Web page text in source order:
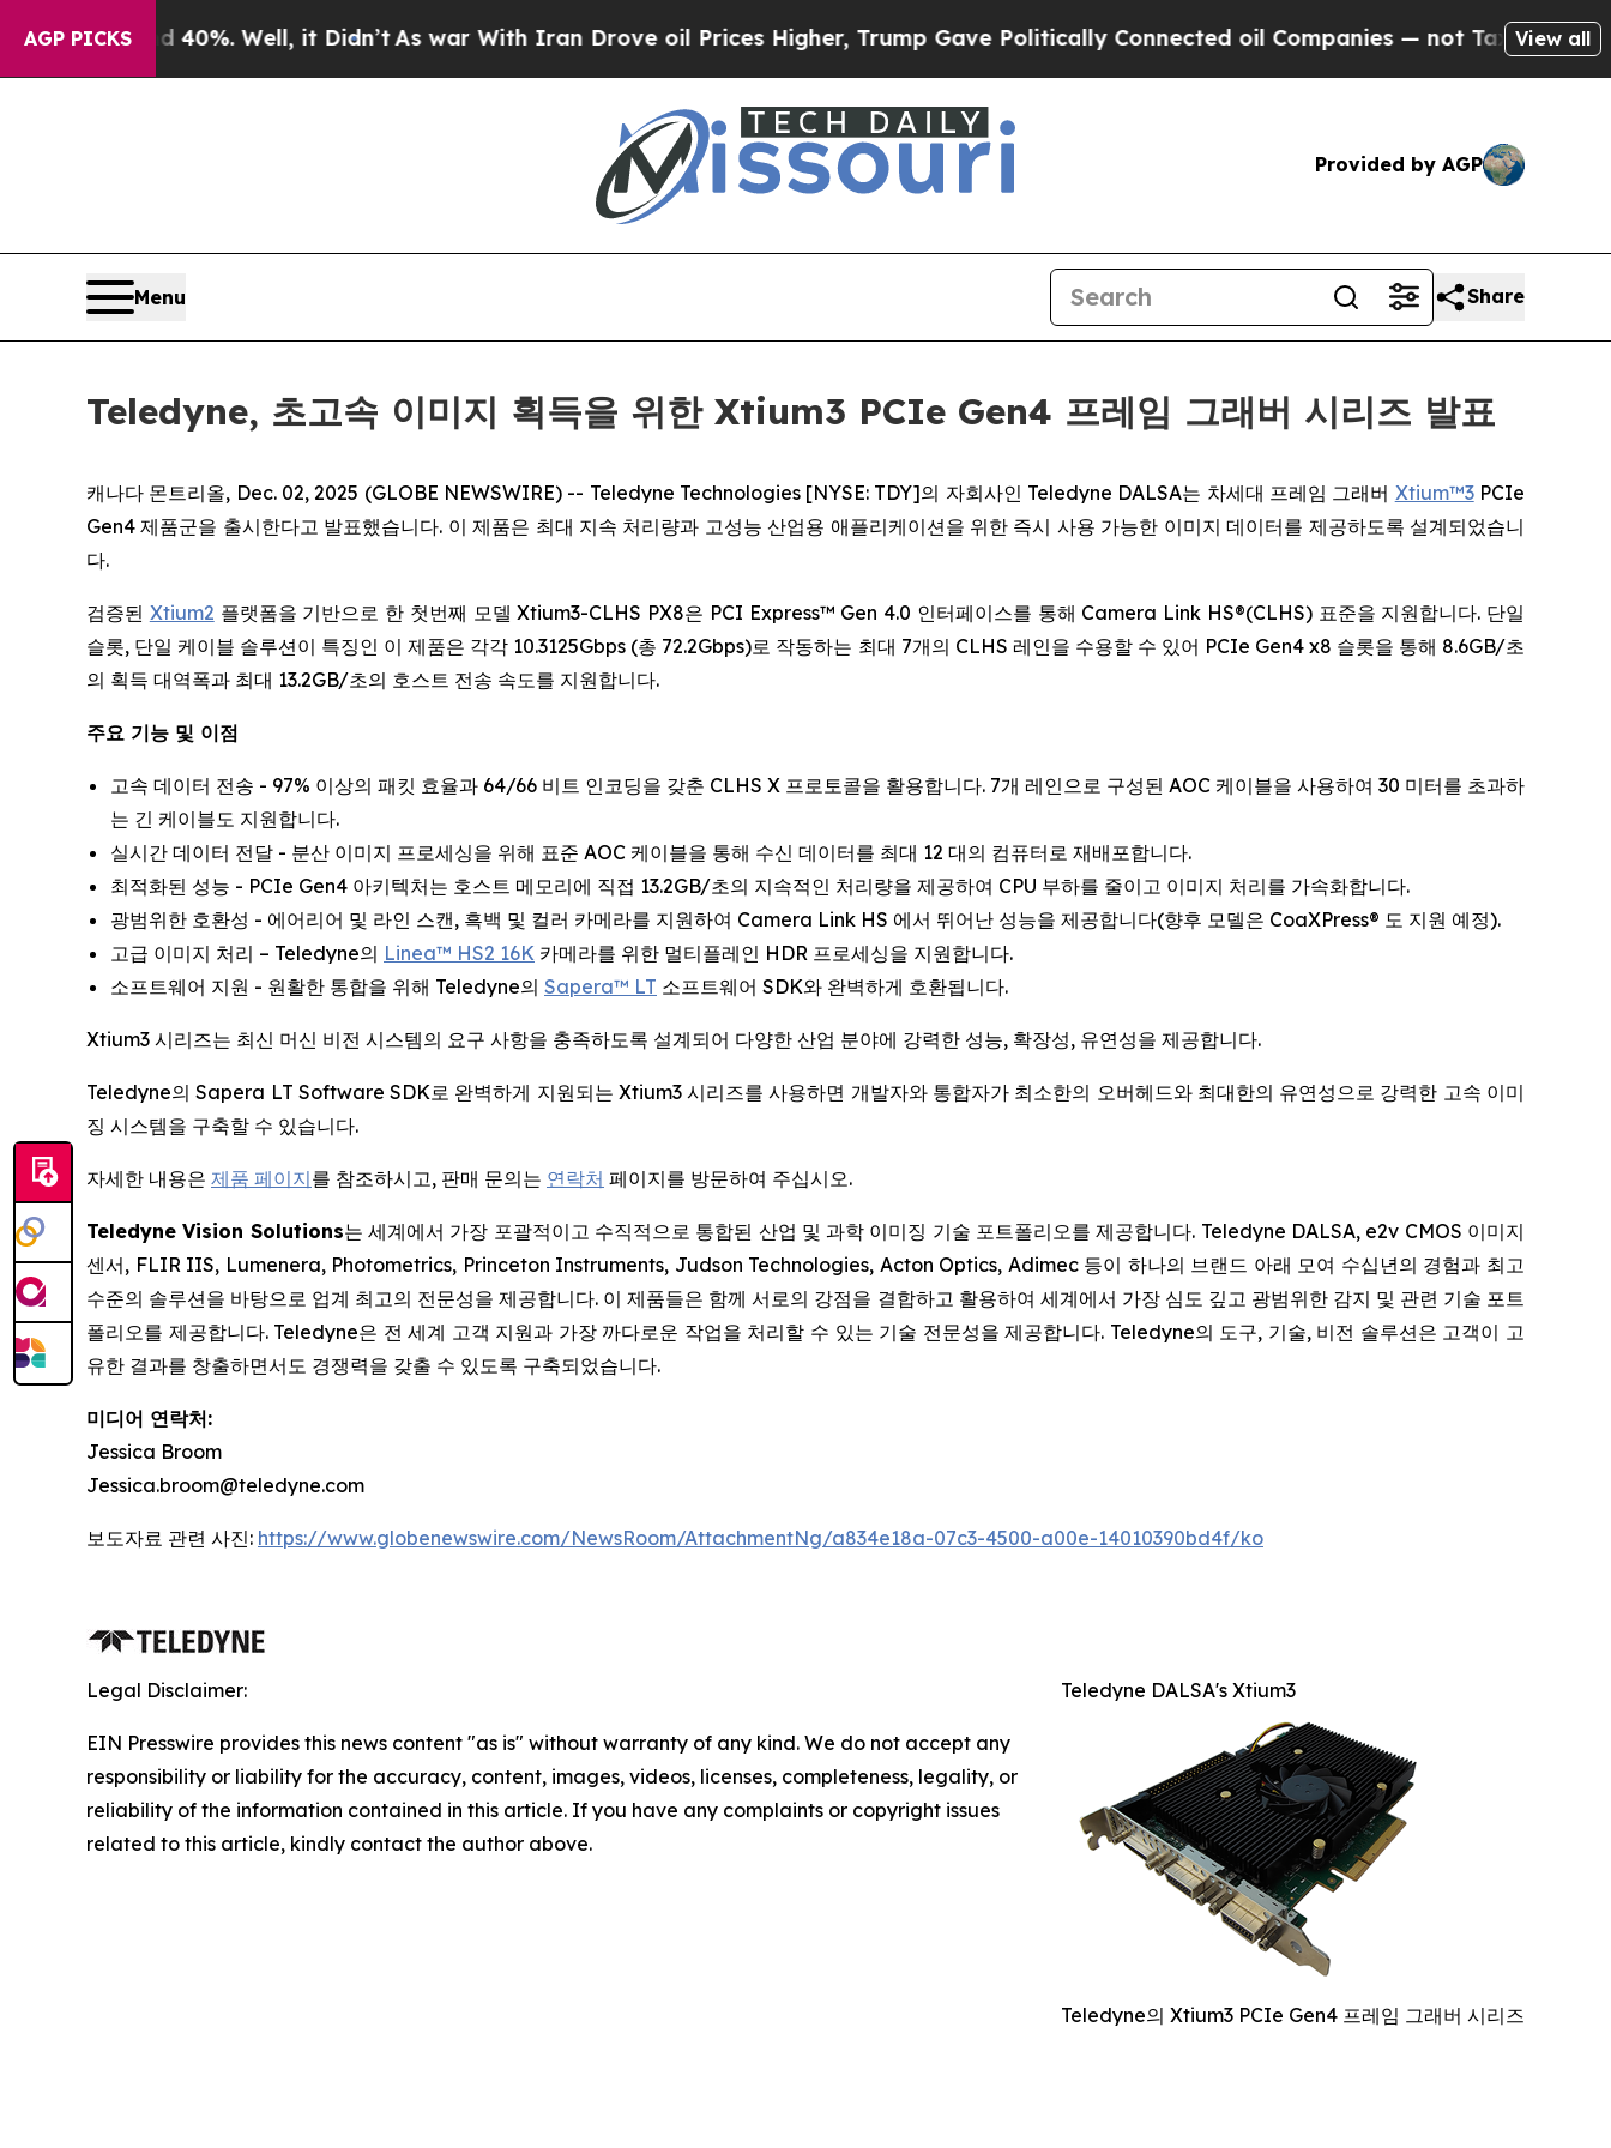
AGP PICKS40%. Well, it Didn’tAs war With Iran Drove oil Prices Higher, Trump Gave Politically Connected oil Companies — not Taxpayers — the
View all
Provided by AGP
Menu Share
Teledyne, 초고속 이미지 획득을 위한 Xtium3 PCIe Gen4 프레임 그래버 시리즈 발표
캐나다 몬트리올, Dec. 02, 2025 (GLOBE NEWSWIRE) -- Teledyne Technologies [NYSE: TDY]의 자회사인 Teledyne DALSA는 차세대 프레임 그래버 Xtium™3PCIe
Gen4 제품군을 출시한다고 발표했습니다. 이 제품은 최대 지속 처리량과 고성능 산업용 애플리케이션을 위한 즉시 사용 가능한 이미지 데이터를 제공하도록 설계되었습니
다.
검증된 Xtium2 플랫폼을 기반으로 한 첫번째 모델 Xtium3-CLHS PX8은 PCI Express™ Gen 4.0 인터페이스를 통해 Camera Link HS®(CLHS) 표준을 지원합니다. 단일
슬롯, 단일 케이블 솔루션이 특징인 이 제품은 각각 10.3125Gbps (총 72.2Gbps)로 작동하는 최대 7개의 CLHS 레인을 수용할 수 있어 PCIe Gen4 x8 슬롯을 통해 8.6GB/초
의 획득 대역폭과 최대 13.2GB/초의 호스트 전송 속도를 지원합니다.
주요 기능 및 이점
고속 데이터 전송 - 97% 이상의 패킷 효율과 64/66 비트 인코딩을 갖춘 CLHS X 프로토콜을 활용합니다. 7개 레인으로 구성된 AOC 케이블을 사용하여 30 미터를 초과하
는 긴 케이블도 지원합니다.
실시간 데이터 전달 - 분산 이미지 프로세싱을 위해 표준 AOC 케이블을 통해 수신 데이터를 최대 12 대의 컴퓨터로 재배포합니다.
최적화된 성능 - PCIe Gen4 아키텍처는 호스트 메모리에 직접 13.2GB/초의 지속적인 처리량을 제공하여 CPU 부하를 줄이고 이미지 처리를 가속화합니다.
광범위한 호환성 - 에어리어 및 라인 스캔, 흑백 및 컬러 카메라를 지원하여 Camera Link HS 에서 뛰어난 성능을 제공합니다(향후 모델은 CoaXPress® 도 지원 예정).
고급 이미지 처리 – Teledyne의 Linea™ HS2 16K 카메라를 위한 멀티플레인 HDR 프로세싱을 지원합니다.
소프트웨어 지원 - 원활한 통합을 위해 Teledyne의 Sapera™ LT 소프트웨어 SDK와 완벽하게 호환됩니다.
Xtium3 시리즈는 최신 머신 비전 시스템의 요구 사항을 충족하도록 설계되어 다양한 산업 분야에 강력한 성능, 확장성, 유연성을 제공합니다.
Teledyne의 Sapera LT Software SDK로 완벽하게 지원되는 Xtium3 시리즈를 사용하면 개발자와 통합자가 최소한의 오버헤드와 최대한의 유연성으로 강력한 고속 이미
징 시스템을 구축할 수 있습니다.
자세한 내용은 제품 페이지를 참조하시고, 판매 문의는 연락처 페이지를 방문하여 주십시오.
Teledyne Vision Solutions는 세계에서 가장 포괄적이고 수직적으로 통합된 산업 및 과학 이미징 기술 포트폴리오를 제공합니다. Teledyne DALSA, e2v CMOS 이미지
센서, FLIR IIS, Lumenera, Photometrics, Princeton Instruments, Judson Technologies, Acton Optics, Adimec 등이 하나의 브랜드 아래 모여 수십년의 경험과 최고
수준의 솔루션을 바탕으로 업계 최고의 전문성을 제공합니다. 이 제품들은 함께 서로의 강점을 결합하고 활용하여 세계에서 가장 심도 깊고 광범위한 감지 및 관련 기술 포트
폴리오를 제공합니다. Teledyne은 전 세계 고객 지원과 가장 까다로운 작업을 처리할 수 있는 기술 전문성을 제공합니다. Teledyne의 도구, 기술, 비전 솔루션은 고객이 고
유한 결과를 창출하면서도 경쟁력을 갖출 수 있도록 구축되었습니다.
미디어 연락처:
Jessica Broom
Jessica.broom@teledyne.com
보도자료 관련 사진: https://www.globenewswire.com/NewsRoom/AttachmentNg/a834e18a-07c3-4500-a00e-14010390bd4f/ko
Teledyne DALSA's Xtium3
Teledyne의 Xtium3 PCIe Gen4 프레임 그래버 시리즈
Legal Disclaimer:
EIN Presswire provides this news content "as is" without warranty of any kind. We do not accept any
responsibility or liability for the accuracy, content, images, videos, licenses, completeness, legality, or
reliability of the information contained in this article. If you have any complaints or copyright issues
related to this article, kindly contact the author above.